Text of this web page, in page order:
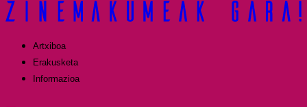
Artxiboa
Erakusketa
Informazioa